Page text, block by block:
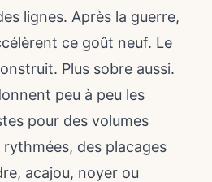
lignes. Après la guerre,
ce goût neuf. Le
Plus sobre aussi.
peu à peu les
pour des volumes
des placages
acajou, noyer ou